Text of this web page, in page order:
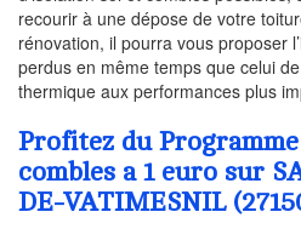
recourir à une dépose de votre
rénovation, il pourra vous proposer
perdus en même temps que celui
thermique aux performances plus
Profitez du
combles a 1 euro sur
DE-VATIMESNIL